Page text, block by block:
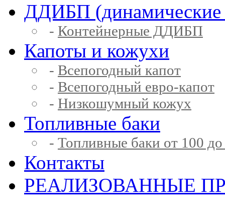
ДДИБП
- Контейнерные ДДИБП
Капоты и кожухи
- Всепогодный капот
- Всепогодный евро-капот
- Низкошумный кожух
Топливные баки
- Топливные баки от 100
Контакты
РЕАЛИЗОВАННЫЕ